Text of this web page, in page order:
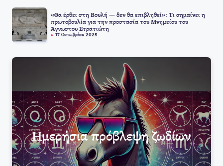
«Θα έρθει στη Βουλή — δεν θα επιβληθεί»: Τι σημαίνει η
πρωτοβουλία για την προστασία του Μνημείου του
Άγνωστου Στρατιώτη
17 Οκτωβρίου 2025
Ημερήσια πρόβλεψη ζωδίων